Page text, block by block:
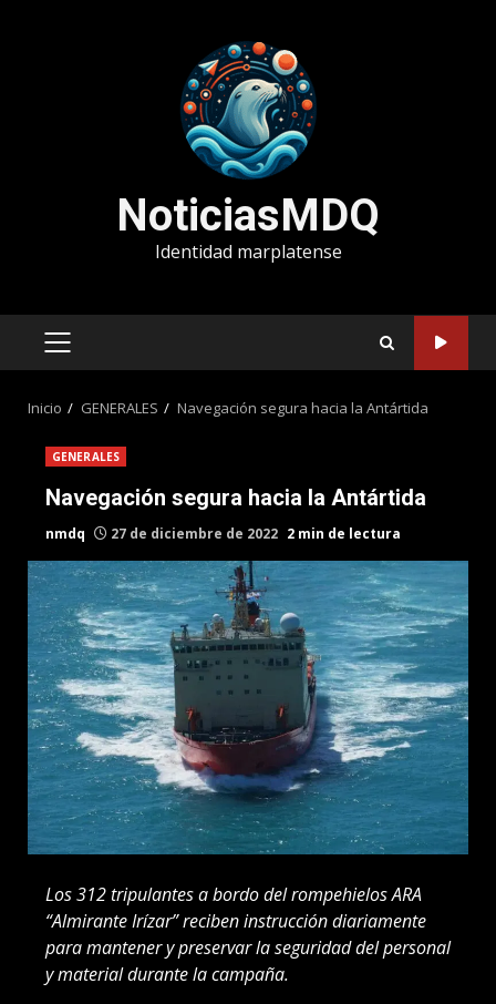
NoticiasMDQ
Identidad marplatense
MENÚ
Inicio GENERALES Navegación segura hacia la Antártida
GENERALES
Navegación segura hacia la Antártida
nmdq 27 de diciembre de 2022 2 min de lectura
Los 312 tripulantes a bordo del rompehielos ARA
“Almirante Irízar” reciben instrucción diariamente
para mantener y preservar la seguridad del personal
y material durante la campaña.